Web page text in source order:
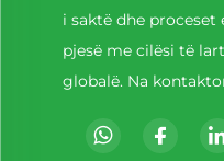
i saktë dhe
pjesë me cilësi të
globalë. Na